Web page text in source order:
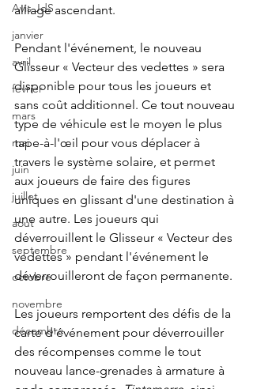
Avis JdS
janvier
avril
fevrier
mars
mai
juin
juillet
aout
septembre
octobre
novembre
décembre
alliage ascendant.
Pendant l'événement, le nouveau
Glisseur « Vecteur des vedettes » sera
disponible pour tous les joueurs et
sans coût additionnel. Ce tout nouveau
type de véhicule est le moyen le plus
tape-à-l'œil pour vous déplacer à
travers le système solaire, et permet
aux joueurs de faire des figures
uniques en glissant d'une destination à
une autre. Les joueurs qui
déverrouillent le Glisseur « Vecteur des
vedettes » pendant l'événement le
déverrouilleront de façon permanente.
Les joueurs remportent des défis de la
carte d'événement pour déverrouiller
des récompenses comme le tout
nouveau lance-grenades à armature à